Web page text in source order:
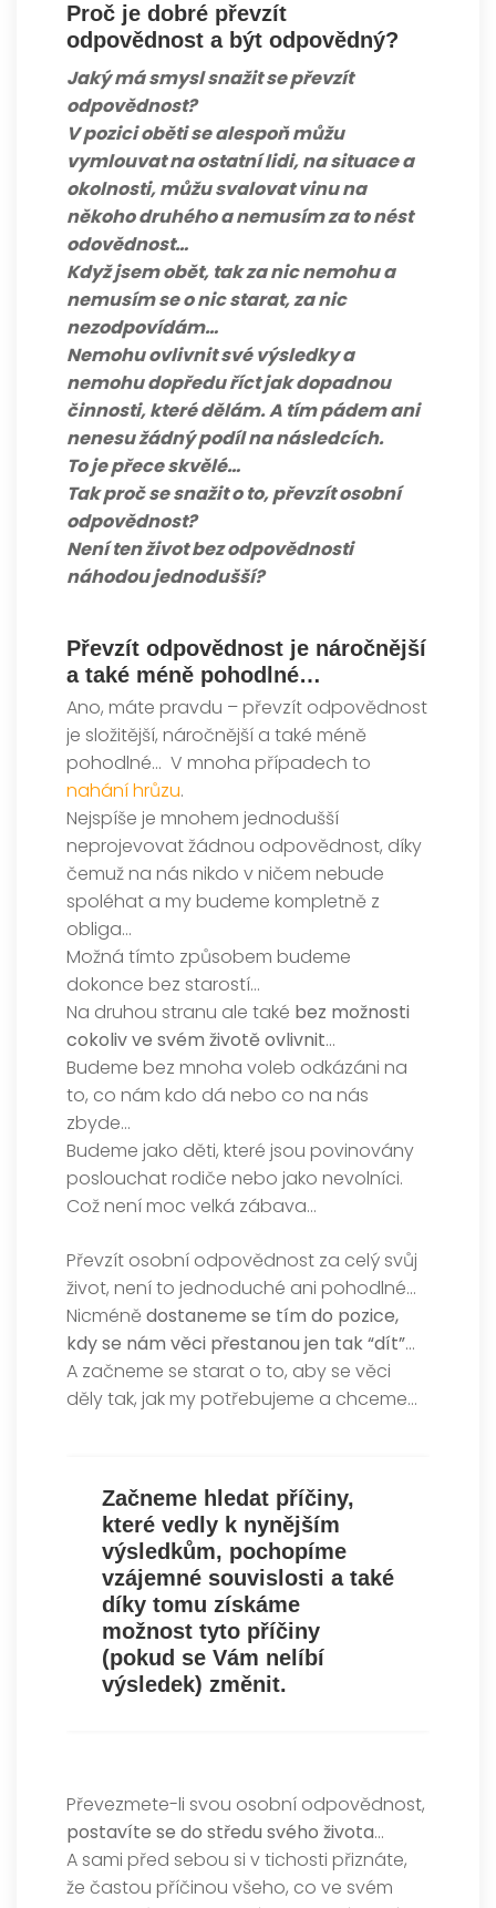
Proč je dobré převzít
odpovědnost a být odpovědný?
Jaký má smysl snažit se převzít
odpovědnost?
V pozici oběti se alespoň můžu
vymlouvat na ostatní lidi, na situace a
okolnosti, můžu svalovat vinu na
někoho druhého a nemusím za to nést
odovědnost…
Když jsem obět, tak za nic nemohu a
nemusím se o nic starat, za nic
nezodpovídám…
Nemohu ovlivnit své výsledky a
nemohu dopředu říct jak dopadnou
činnosti, které dělám.A tím pádem ani
nenesu žádný podíl na následcích.
To je přece skvělé…
Tak proč se snažit o to, převzít osobní
odpovědnost?
Není ten život bez odpovědnosti
náhodou jednodušší?
Převzít odpovědnost je náročnější
a také méně pohodlné…
Ano, máte pravdu – převzít odpovědnost
je složitější, náročnější a také méně
pohodlné… V mnoha případech to
nahání hrůzu.
Nejspíše je mnohem jednodušší
neprojevovat žádnou odpovědnost, díky
čemuž na nás nikdo v ničem nebude
spoléhat a my budeme kompletně z
obliga…
Možná tímto způsobem budeme
dokonce bez starostí…
Na druhou stranu ale také bez možnosti
cokoliv ve svém životě ovlivnit…
Budeme bez mnoha voleb odkázáni na
to, co nám kdo dá nebo co na nás
zbyde…
Budeme jako děti, které jsou povinovány
poslouchat rodiče nebo jako nevolníci.
Což není moc velká zábava…
Převzít osobní odpovědnost za celý svůj
život, není to jednoduché ani pohodlné…
Nicménědostaneme se tím do pozice,
kdy se nám věci přestanou jen tak “dít”…
A začneme se starat o to, aby se věci
děly tak, jak my potřebujeme a chceme…
Začneme hledat příčiny,
které vedly k nynějším
výsledkům, pochopíme
vzájemné souvislosti a také
díky tomu získáme
možnost tyto příčiny
(pokud se Vám nelíbí
výsledek) změnit.
Převezmete-li svou osobní odpovědnost,
postavíte se do středu svého života…
A sami před sebou si v tichosti přiznáte,
že častou příčinou všeho, co ve svém